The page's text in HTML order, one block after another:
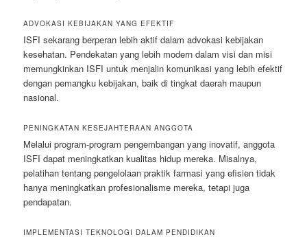
ADVOKASI KEBIJAKAN YANG EFEKTIF
ISFI sekarang berperan lebih aktif dalam advokasi kebijakan
kesehatan. Pendekatan yang lebih modern dalam visi dan misi
memungkinkan ISFI untuk menjalin komunikasi yang lebih efektif
dengan pemangku kebijakan, baik di tingkat daerah maupun
nasional.
PENINGKATAN KESEJAHTERAAN ANGGOTA
Melalui program-program pengembangan yang inovatif, anggota
ISFI dapat meningkatkan kualitas hidup mereka. Misalnya,
pelatihan tentang pengelolaan praktik farmasi yang efisien tidak
hanya meningkatkan profesionalisme mereka, tetapi juga
pendapatan.
IMPLEMENTASI TEKNOLOGI DALAM PENDIDIKAN